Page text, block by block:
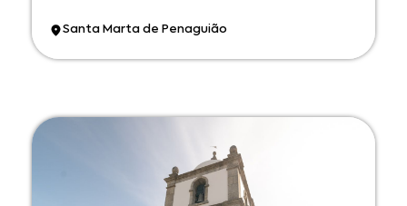
Santa Marta de Penaguião